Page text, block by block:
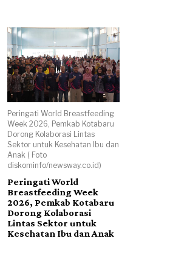
Peringati World Breastfeeding
Week 2026, Pemkab Kotabaru
Dorong Kolaborasi Lintas
Sektor untuk Kesehatan Ibu dan
Anak ( Foto
diskominfo/newsway.co.id)
Peringati World
Breastfeeding Week
2026, Pemkab Kotabaru
Dorong Kolaborasi
Lintas Sektor untuk
Kesehatan Ibu dan Anak